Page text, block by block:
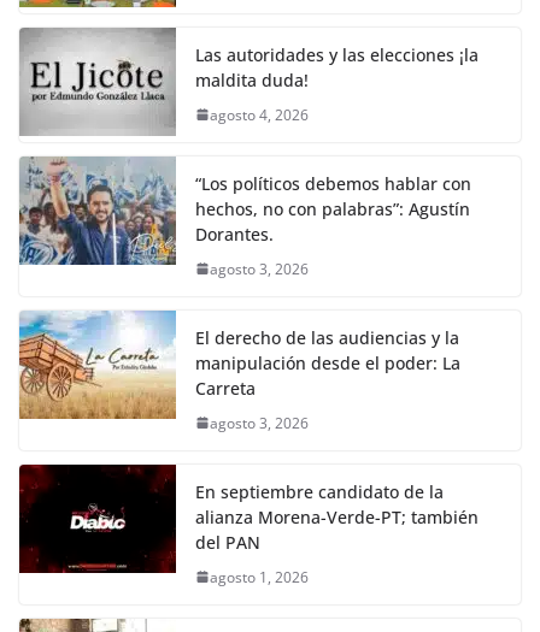
Las autoridades y las elecciones ¡la
maldita duda!
agosto 4, 2026
“Los políticos debemos hablar con
hechos, no con palabras”: Agustín
Dorantes.
agosto 3, 2026
El derecho de las audiencias y la
manipulación desde el poder: La
Carreta
agosto 3, 2026
En septiembre candidato de la
alianza Morena-Verde-PT; también
del PAN
agosto 1, 2026